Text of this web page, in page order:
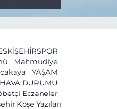
Mahmudiye
YAŞAM
DURUMU
Eczaneler
Köşe Yazıları